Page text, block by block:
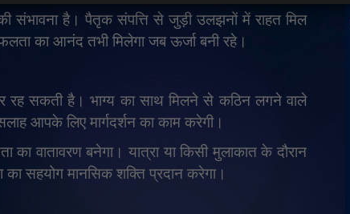
संभावना है। पैतृक संपत्ति से जुड़ी उलझनों में राहत मिल
का आनंद तभी मिलेगा जब ऊर्जा बनी रहे।
सकती है। भाग्य का साथ मिलने से कठिन लगने वाले
आपके लिए मार्गदर्शन का काम करेगी।
वातावरण बनेगा। यात्रा या किसी मुलाकात के दौरान
का सहयोग मानसिक शक्ति प्रदान करेगा।